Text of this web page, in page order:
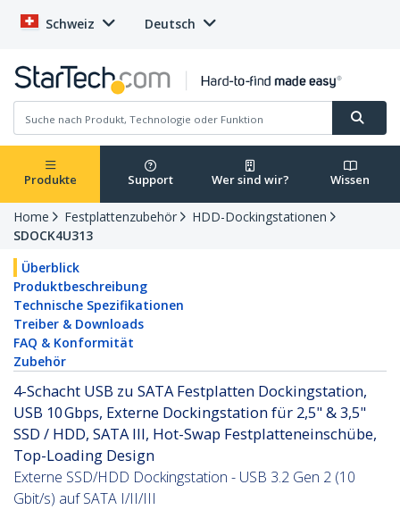
Schweiz Deutsch
Produkte Support Wer sind wir? Wissen
Home Festplattenzubehör
HDD-Dockingstationen
SDOCK4U313
Überblick
Produktbeschreibung
Technische Spezifikationen
Treiber & Downloads
FAQ & Konformität
Zubehör
4-Schacht USB zu SATA Festplatten Dockingstation,
USB 10 Gbps, Externe Dockingstation für 2,5" & 3,5"
SSD / HDD, SATA III, Hot-Swap Festplatteneinschübe,
Top-Loading Design
Externe SSD/HDD Dockingstation - USB 3.2 Gen 2 (10
Gbit/s) auf SATA I/II/III